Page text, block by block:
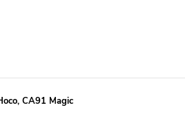
CA91 Magic